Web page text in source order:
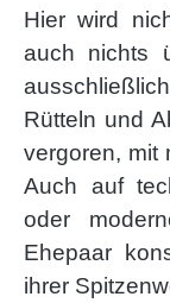
Hier wird
auch nichts
Rütteln und
vergoren, mit
Auch auf
oder
Ehepaar
ihrer